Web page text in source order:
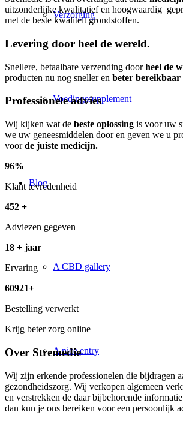
Verzorging
Voedingssupplement
Blog
A CBD gallery
A nice entry
uitzonderlijke kwalitatief en hoogwaardig
met de beste kwaliteit grondstoffen.
Levering door heel de wereld.
Snellere, betaalbare verzending doorheel de
producten nu nog sneller en beter bereikbaar
Professionele advies
Wij kijken wat de beste oplossing is voor uw
we uw geneesmiddelen door en geven we u
voorde juiste medicijn.
96%
Klant tevredenheid
452 +
Adviezen gegeven
18 + jaar
Ervaring
60921+
Bestelling verwerkt
Krijg beter zorg online
Over Stremedie
Wij zijn erkende professionelen die bijdragen
gezondheidszorg. Wij verkopen algemeen
en verstrekken de daar bijbehorende
dan kun je ons bereiken voor een persoonlijk